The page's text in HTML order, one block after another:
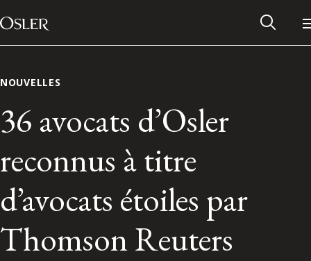
Passer au contenu
Main Navigation
NOUVELLES
36 avocats d’Osler
reconnus à titre
d’avocats étoiles par
Thomson Reuters